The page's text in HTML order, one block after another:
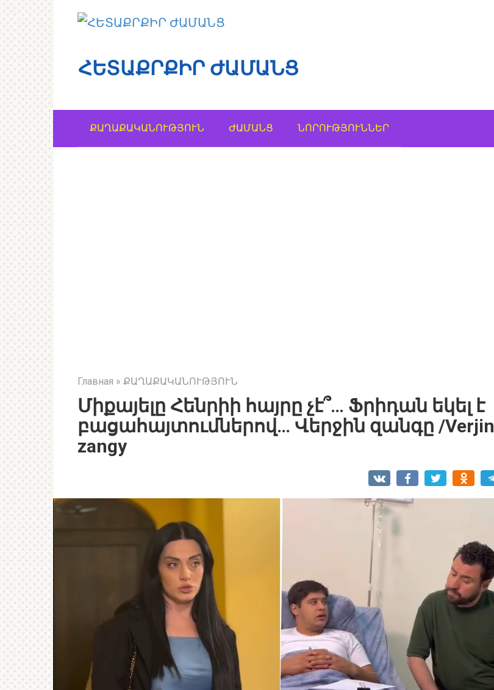
ՀԵՏԱՔՐՔԻՐ ԺԱՄԱՆՑ
ՔԱՂԱՔԱԿԱՆՈՒԹՅՈՒՆ ԺԱՄԱՆՑ ՆՈՐՈՒԹՅՈՒՆՆԵՐ
Главная » ՔԱՂԱՔԱԿԱՆՈՒԹՅՈՒՆ
Միքայելը Հենրիի հայրը չէ՞… Ֆրիդան եկել է
բացահայտումներով… Վերջին զանգը /Verjin
zangy